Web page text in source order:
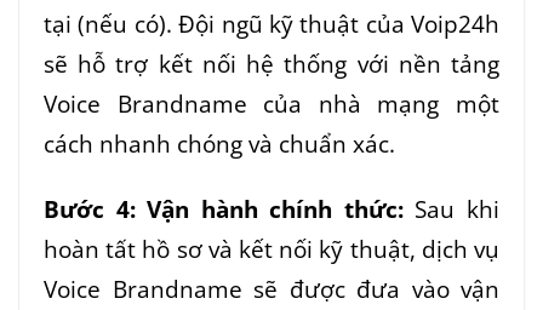
tại (nếu có). Đội ngũ kỹ thuật của Voip24h
sẽ hỗ trợ kết nối hệ thống với nền tảng
Voice Brandname của nhà mạng một
cách nhanh chóng và chuẩn xác.
Bước 4: Vận hành chính thức:Sau khi
hoàn tất hồ sơ và kết nối kỹ thuật, dịch vụ
Voice Brandname sẽ được đưa vào vận